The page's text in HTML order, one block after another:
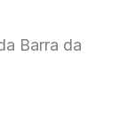
Barra da